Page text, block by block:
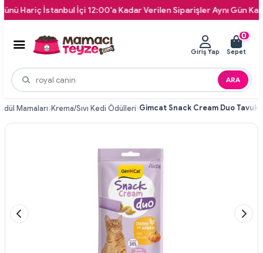
İstanbul İçi 12:00'a Kadar Verilen Siparişler Aynı Gün Kapınıza
ARA
Giriş Yap
0
Sepet
Mamaları Krema/Sıvı Kedi Ödülleri